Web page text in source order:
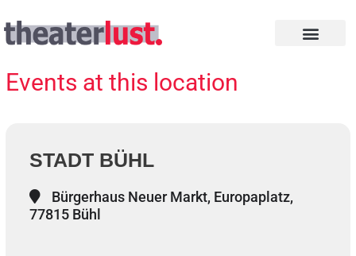
Inhalt
springen
Events at this location
STADT BÜHL
Bürgerhaus Neuer Markt, Europaplatz,
77815 Bühl